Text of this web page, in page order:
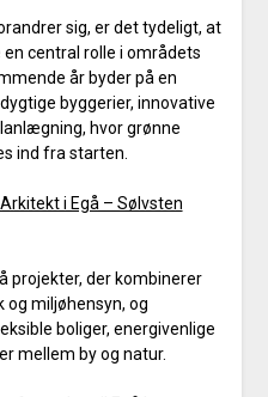
sig, er det tydeligt, at
central rolle i områdets
år byder på en
byggerier, innovative
hvor grønne
ind fra starten.
i Egå – Sølvsten
projekter, der kombinerer
miljøhensyn, og
boliger, energivenlige
mellem by og natur.